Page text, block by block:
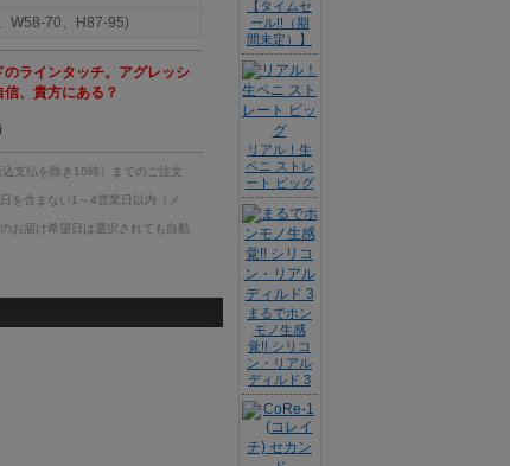
W58-70、H87-95)
ラインタッチ。アグレッシ
、貴方にある？
支払を除き10時）までのご注文
を含まない1～4営業日以内（メ
お届け希望日は選択されても自動
【タイムセ
ール!!（期
間未定）】
リアル！生
ペニ ストレ
ート ビッグ
まるでホン
モノ生感
覚!! シリコ
ン・リアル
ディルド 3